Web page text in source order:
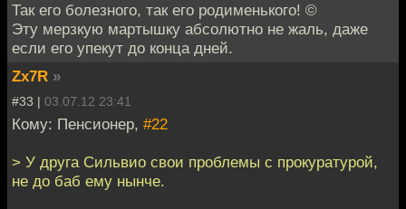
Так его болезного, так его родименького! ©
Эту мерзкую мартышку абсолютно не жаль, даже
если его упекут до конца дней.
Zx7R »
#33 | 03.07.12 23:41
Кому: Пенсионер, #22
> У друга Сильвио свои проблемы с прокуратурой,
не до баб ему нынче.